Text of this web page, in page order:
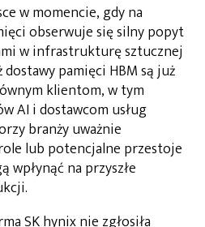
w momencie, gdy na
obserwuje się silny popyt
w infrastrukturę sztucznej
pamięci HBM są już
klientom, w tym
AI i dostawcom usług
branży uważnie
lub potencjalne przestoje
wpłynąć na przyszłe